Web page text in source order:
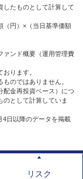
たものとして計算して
（円）×（当日基準価額
ァンド概要（運用管理費
ります。
のではありません。
金再投資ベース）につ
のとして計算していま
日以降のデータを掲載
リスク